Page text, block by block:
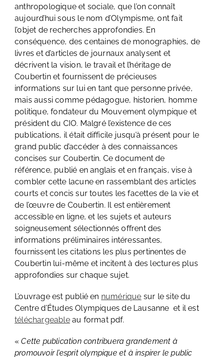
anthropologique et sociale, que l’on connaît
aujourd’hui sous le nom d’Olympisme, ont fait
l’objet de recherches approfondies. En
conséquence, des centaines de monographies, de
livres et d’articles de journaux analysent et
décrivent la vision, le travail et l’héritage de
Coubertin et fournissent de précieuses
informations sur lui en tant que personne privée,
mais aussi comme pédagogue, historien, homme
politique, fondateur du Mouvement olympique et
président du CIO. Malgré l’existence de ces
publications, il était difficile jusqu’à présent pour le
grand public d’accéder à des connaissances
concises sur Coubertin. Ce document de
référence, publié en anglais et en français, vise à
combler cette lacune en rassemblant des articles
courts et concis sur toutes les facettes de la vie et
de l’œuvre de Coubertin. Il est entièrement
accessible en ligne, et les sujets et auteurs
soigneusement sélectionnés offrent des
informations préliminaires intéressantes,
fournissent les citations les plus pertinentes de
Coubertin lui-même et incitent à des lectures plus
approfondies sur chaque sujet.
L’ouvrage est publié en numérique sur le site du
Centre d’Études Olympiques de Lausanne et il est
téléchargeableau format pdf.
«Cette publication contribuera grandement à
promouvoir l’esprit olympique et à inspirer le public